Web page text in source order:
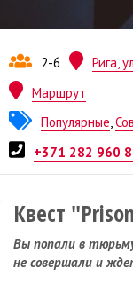
2-6
Рига,
Маршрут
Популярные,
+371 282 960
Квест
Вы попали в
не совершали и